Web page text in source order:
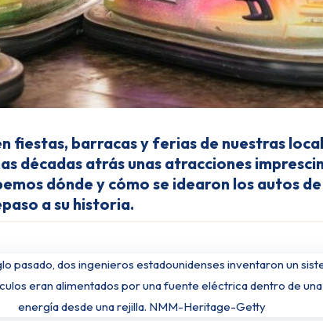
fiestas, barracas y ferias de nuestras
décadas atrás unas atracciones
dónde y cómo se idearon los autos
a su historia.